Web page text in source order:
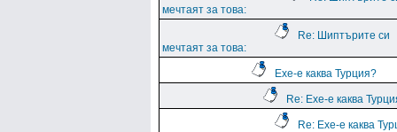
мечтаят за това:
Re: Шиптърите си
мечтаят за това:
Ехе-е каква Турция?
Re: Ехе-е каква
Re: Ехе-е каква